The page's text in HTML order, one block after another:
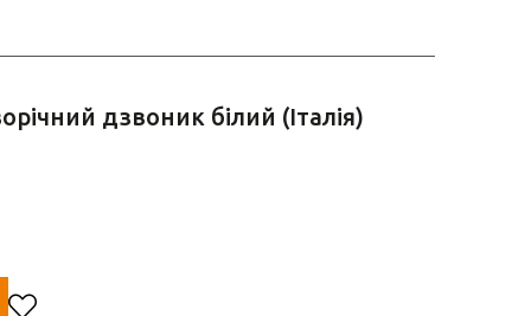
дзвоник білий (Італія)